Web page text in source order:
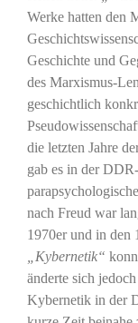
Werke hatten den
Geschichte und
des Marxismus-
geschichtlich
die letzten Jahre
gab es in der
nach Freud war
1970er und in den
„Kybernetik“
änderte sich
Kybernetik in der